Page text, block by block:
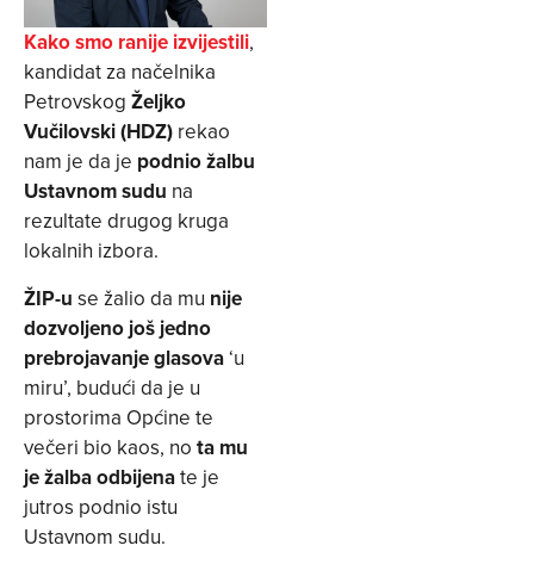
Kako smo ranije izvijestili,
kandidat za načelnika
Petrovskog Željko
Vučilovski (HDZ) rekao
nam je da je podnio žalbu
Ustavnom sudu na
rezultate drugog kruga
lokalnih izbora.
ŽIP-u se žalio da mu nije
dozvoljeno još jedno
prebrojavanje glasova‘u
miru’, budući da je u
prostorima Općine te
večeri bio kaos, no ta mu
je žalba odbijenate je
jutros podnio istu
Ustavnom sudu.